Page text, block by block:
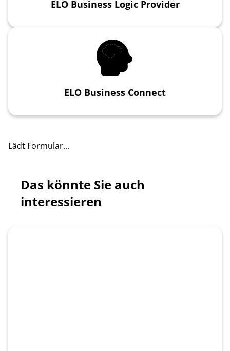
ELO Business Logic Provider
ELO Business Connect
Lädt Formular...
Das könnte Sie auch
interessieren